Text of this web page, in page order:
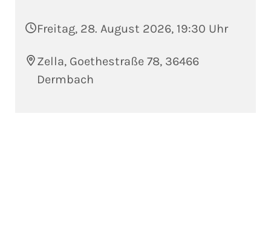
Freitag, 28. August 2026, 19:30 Uhr
Zella, Goethestraße 78, 36466
Dermbach